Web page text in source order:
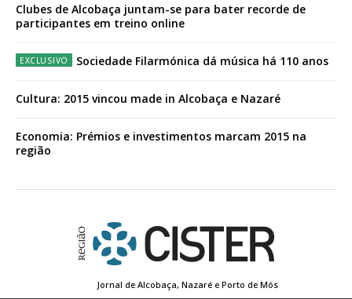
Clubes de Alcobaça juntam-se para bater recorde de
participantes em treino online
Sociedade Filarmónica dá música há 110 anos
Cultura: 2015 vincou made in Alcobaça e Nazaré
Economia: Prémios e investimentos marcam 2015 na
região
Jornal de Alcobaça, Nazaré e Porto de Mós